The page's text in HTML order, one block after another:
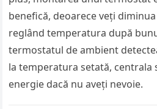
benefică, deoarece veți
reglând temperatura după
termostatul de ambient
la temperatura setată, centrala
energie dacă nu aveți nevoie.